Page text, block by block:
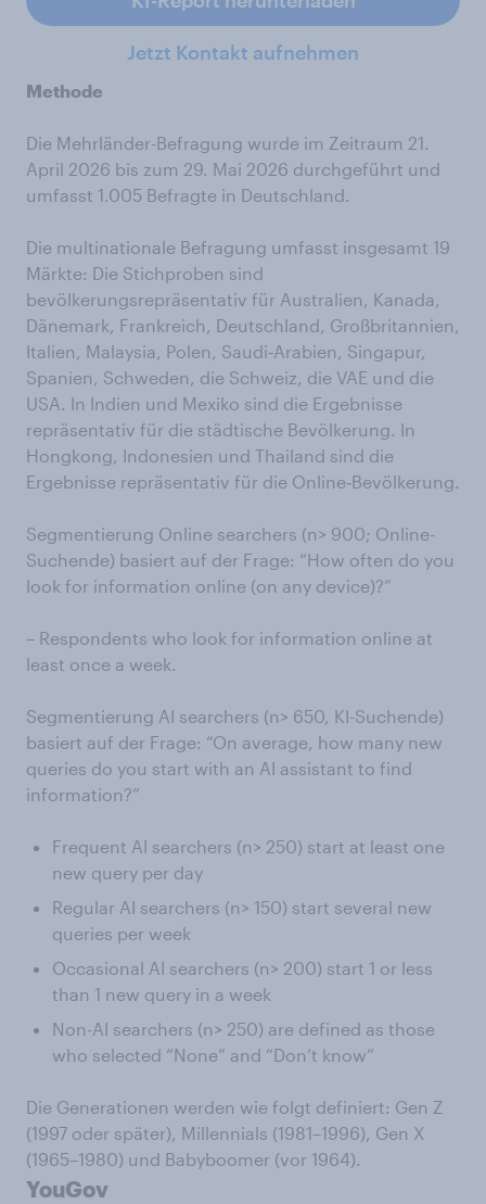
Jetzt Kontakt aufnehmen
Methode
Die Mehrländer-Befragung wurde im Zeitraum 21.
April 2026 bis zum 29. Mai 2026 durchgeführt und
umfasst 1.005 Befragte in Deutschland.
Die multinationale Befragung umfasst insgesamt 19
Märkte: Die Stichproben sind
bevölkerungsrepräsentativ für Australien, Kanada,
Dänemark, Frankreich, Deutschland, Großbritannien,
Italien, Malaysia, Polen, Saudi‑Arabien, Singapur,
Spanien, Schweden, die Schweiz, die VAE und die
USA. In Indien und Mexiko sind die Ergebnisse
repräsentativ für die städtische Bevölkerung. In
Hongkong, Indonesien und Thailand sind die
Ergebnisse repräsentativ für die Online‑Bevölkerung.
Segmentierung Online searchers (n> 900; Online-
Suchende) basiert auf der Frage: “How often do you
look for information online (on any device)?”
– Respondents who look for information online at
least once a week.
Segmentierung AI searchers (n> 650, KI-Suchende)
basiert auf der Frage: “On average, how many new
queries do you start with an AI assistant to find
information?”
Frequent AI searchers (n> 250) start at least one
new query per day
Regular AI searchers (n> 150) start several new
queries per week
Occasional AI searchers (n> 200) start 1 or less
than 1 new query in a week
Non-AI searchers (n> 250) are defined as those
who selected “None” and “Don’t know”
Die Generationen werden wie folgt definiert: Gen Z
(1997 oder später), Millennials (1981–1996), Gen X
(1965–1980) und Babyboomer (vor 1964).
YouGov